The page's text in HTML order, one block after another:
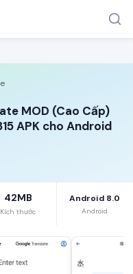
MOD (Cao Cấp)
APK cho Android
42MB
Kích thước
Android 8.0
Android